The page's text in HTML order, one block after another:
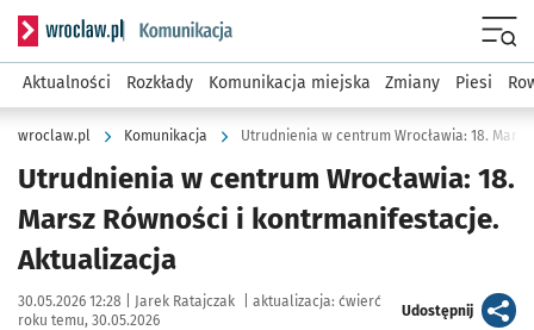
Serwis informacyjny wroclaw.pl podserwis: Komunikacja
Aktualności Rozkłady Komunikacja miejska Zmiany Piesi
wroclaw.pl Komunikacja
Utrudnienia w centrum Wrocławia: 18.
Marsz Równości i kontrmanifestacje.
Aktualizacja
Data publikacji:
30.05.2026 12:28 | Autor:
Jarek Ratajczak aktualizacja: ćwierć
roku temu, 30.05.2026
Udostępnijartykuł